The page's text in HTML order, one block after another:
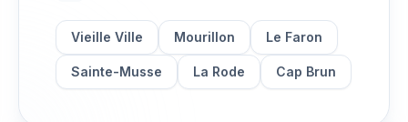
Vieille Ville Mourillon Le Faron
Sainte-Musse La Rode Cap Brun